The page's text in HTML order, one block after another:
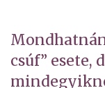
csúf” esete,